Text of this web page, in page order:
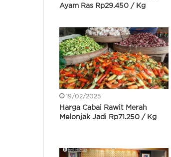
Ayam Ras Rp29.450 / Kg
19/02/2025
Harga Cabai Rawit Merah
Melonjak Jadi Rp71.250 / Kg